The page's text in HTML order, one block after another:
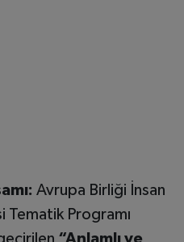
Avrupa Birliği İnsan
Tematik Programı